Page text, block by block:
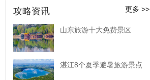
攻略资讯 更多 >>
山东旅游十大免费景区
湛江8个夏季避暑旅游景点